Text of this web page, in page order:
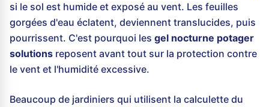
si le sol est humide et exposé au vent. Les feuilles
gorgées d'eau éclatent, deviennent translucides, puis
pourrissent. C'est pourquoi les gel nocturne potager
solutions reposent avant tout sur la protection contre
le vent et l'humidité excessive.
Beaucoup de jardiniers qui utilisent la calculette du